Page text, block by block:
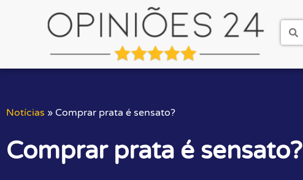
Notícias » Comprar prata é sensato?
Comprar prata é sensato?